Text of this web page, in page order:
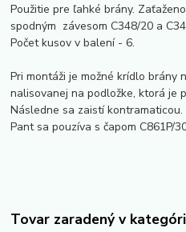
Použitie pre ľahké brány.
spodným závesom C348/20 a
Počet kusov v balení - 6.
Pri montáži je možné krídlo brány
nalisovanej na podložke, ktorá je
Následne sa zaistí kontramaticou.
Pant sa pouzíva s čapom C861P/
Tovar zaradený v